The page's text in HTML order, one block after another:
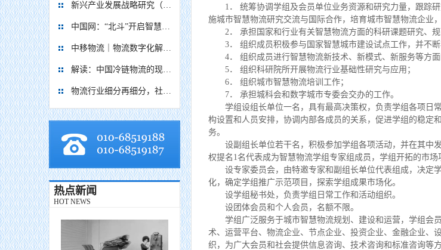
新兴产业发展战略研究（2035）
中国网：“北斗”开启智慧物流新篇章
中移物流｜物流数字化解决方案
解读：中国冷链物流的现在与未来
物流行业细分再细分，社区内“分钟级配送”服务隐现商机
热点新闻
HOT NEWS
1． 统筹协调学组及会员单位业务资源和研究力量，跟踪研
施城市智慧物流研究交流与国际合作，培育城市智慧物流企业
2． 承担国家和行业有关智慧物流方面的科研课题研究、规
3． 组织成员积极参与国家智慧城市建设试点工作，并不断
4． 组织成员进行智慧物流新技术、新模式、新服务等方面
5． 组织科研院所开展物流行业基础性研究与应用；
6． 组织城市智慧物流培训工作；
7． 承担城科会和数字城市专委会交办的工作。
学组设组长单位一名，具有最高决策权，负责学组各项日
构设置和人员安排，协调内部各成员的关系，促进学组的稳定
务。
设副组长单位若干名，积极参加学组各项活动，并在其中
权提名1名代表成为智慧物流学组专家组成员，学组开拓的市场
设专家委员会，由特邀专家和副组长单位代表组成，决定
化，确定学组推广示范项目，探索学组成果市场化。
设学组秘书处，负责学组日常工作和活动组织。
设团体会员和个人会员，名额不限。
学组广泛服务于城市智慧物流规划、建设和运营，学组会
术、运营平台、物流企业、节点企业、投资企业、金融企业、
织，为广大会员和社会提供信息咨询、技术咨询和标准咨询等方